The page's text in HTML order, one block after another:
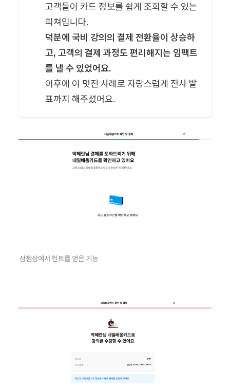
고객들이 카드 정보를 쉽게 조회할 수 있는
덕분에 국비 강의의 결제 전환율이 상승하
고, 고객의 결제 과정도 편리해지는 임팩트
를 낼 수 있었어요.
이후에 이 멋진 사례로 자랑스럽게 전사 발
표까지 해주셨어요.
삼쩜삼에서 힌트를 얻은 기능